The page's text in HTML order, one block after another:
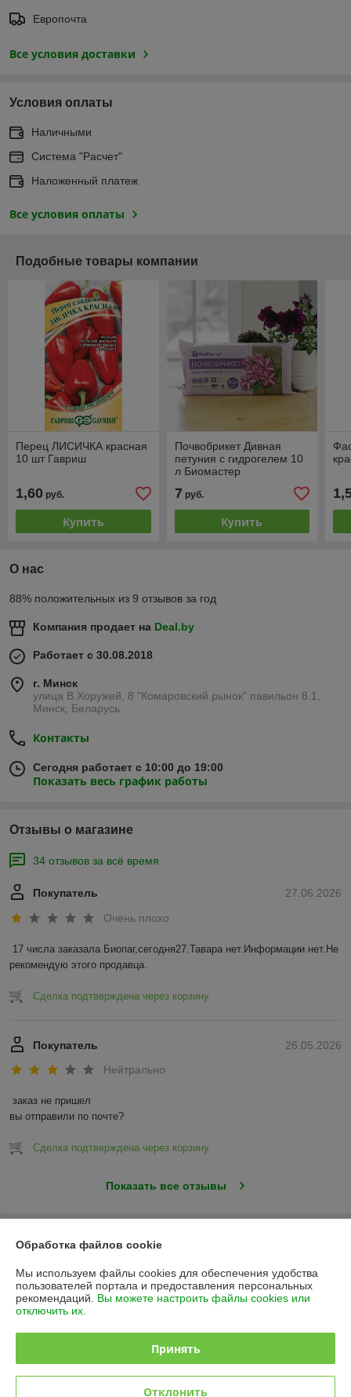
Европочта
Все условия доставки
Условия оплаты
Наличными
Система "Расчет"
Наложенный платеж
Все условия оплаты
Подобные товары компании
Перец ЛИСИЧКА красная
10 шт Гавриш
1,60 руб.
Купить
Почвобрикет Дивная
петуния с гидрогелем 10
л Биомастер
7 руб.
Купить
О нас
88% положительных из 9 отзывов за год
Компания продает на Deal.by
Работает с 30.08.2018
г. Минск
улица В.Хоружей, 8 "Комаровский рынок" павильон 8.1,
Минск, Беларусь
Контакты
Сегодня работает с 10:00 до 19:00
Показать весь график работы
Отзывы о магазине
34 отзывов за всё время
27.06.2026
Покупатель
Очень плохо
17 числа заказала Биопаг,сегодня27.Тавара нет.Информации нет.Не
рекомендую этого продавца.
Сделка подтверждена через корзину
26.05.2026
Покупатель
Нейтрально
заказ не пришел
вы отправили по почте?
Сделка подтверждена через корзину
Показать все отзывы
О нас
Контакты
Доставка и оплата
Обработка файлов cookie
Мы используем файлы cookies для обеспечения удобства
пользователей портала и предоставления персональных
рекомендаций. Вы можете настроить файлы cookies или
отключить их.
Принять
Отклонить